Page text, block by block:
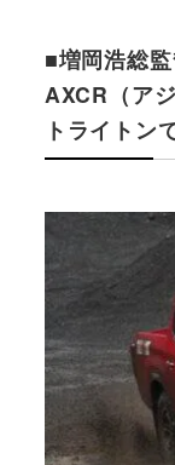
■増岡浩総
AXCR（ア
トライトン